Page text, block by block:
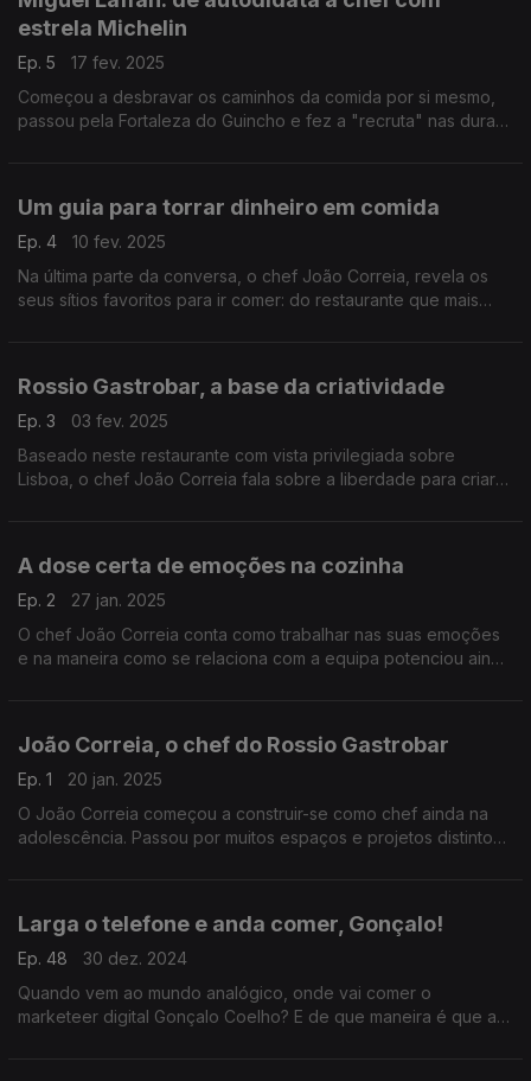
estrela Michelin
Ep. 5
17 fev. 2025
Começou a desbravar os caminhos da comida por si mesmo,
passou pela Fortaleza do Guincho e fez a "recruta" nas duras
Um guia para torrar dinheiro em comida
Ep. 4
10 fev. 2025
Na última parte da conversa, o chef João Correia, revela os
seus sítios favoritos para ir comer: do restaurante que mais
Rossio Gastrobar, a base da criatividade
Ep. 3
03 fev. 2025
Baseado neste restaurante com vista privilegiada sobre
Lisboa, o chef João Correia fala sobre a liberdade para criar
A dose certa de emoções na cozinha
Ep. 2
27 jan. 2025
O chef João Correia conta como trabalhar nas suas emoções
e na maneira como se relaciona com a equipa potenciou ainda
João Correia, o chef do Rossio Gastrobar
Ep. 1
20 jan. 2025
O João Correia começou a construir-se como chef ainda na
adolescência. Passou por muitos espaços e projetos distintos,
Larga o telefone e anda comer, Gonçalo!
Ep. 48
30 dez. 2024
Quando vem ao mundo analógico, onde vai comer o
marketeer digital Gonçalo Coelho? E de que maneira é que a